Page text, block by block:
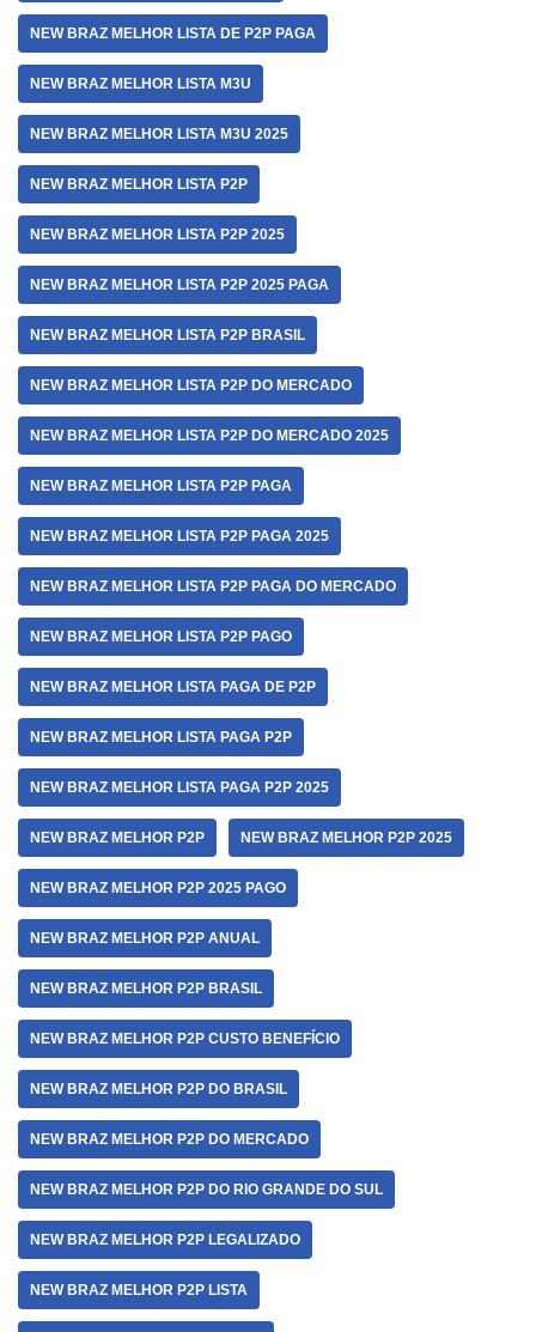
NEW BRAZ MELHOR LISTA DE P2P PAGA
NEW BRAZ MELHOR LISTA M3U
NEW BRAZ MELHOR LISTA M3U 2025
NEW BRAZ MELHOR LISTA P2P
NEW BRAZ MELHOR LISTA P2P 2025
NEW BRAZ MELHOR LISTA P2P 2025 PAGA
NEW BRAZ MELHOR LISTA P2P BRASIL
NEW BRAZ MELHOR LISTA P2P DO MERCADO
NEW BRAZ MELHOR LISTA P2P DO MERCADO 2025
NEW BRAZ MELHOR LISTA P2P PAGA
NEW BRAZ MELHOR LISTA P2P PAGA 2025
NEW BRAZ MELHOR LISTA P2P PAGA DO MERCADO
NEW BRAZ MELHOR LISTA P2P PAGO
NEW BRAZ MELHOR LISTA PAGA DE P2P
NEW BRAZ MELHOR LISTA PAGA P2P
NEW BRAZ MELHOR LISTA PAGA P2P 2025
NEW BRAZ MELHOR P2P NEW BRAZ MELHOR P2P 2025
NEW BRAZ MELHOR P2P 2025 PAGO
NEW BRAZ MELHOR P2P ANUAL
NEW BRAZ MELHOR P2P BRASIL
NEW BRAZ MELHOR P2P CUSTO BENEFÍCIO
NEW BRAZ MELHOR P2P DO BRASIL
NEW BRAZ MELHOR P2P DO MERCADO
NEW BRAZ MELHOR P2P DO RIO GRANDE DO SUL
NEW BRAZ MELHOR P2P LEGALIZADO
NEW BRAZ MELHOR P2P LISTA